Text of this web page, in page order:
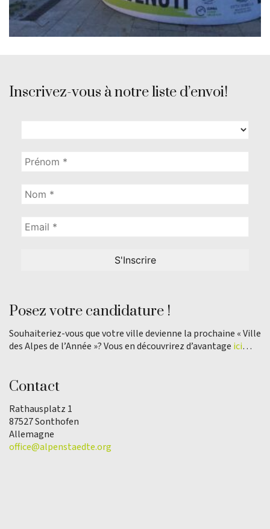
Inscrivez-vous à notre liste d’envoi!
Posez votre candidature !
Souhaiteriez-vous que votre ville devienne la prochaine « Ville
des Alpes de l’Année »? Vous en découvrirez d’avantage ici…
Contact
Rathausplatz 1
87527 Sonthofen
Allemagne
office@alpenstaedte.org